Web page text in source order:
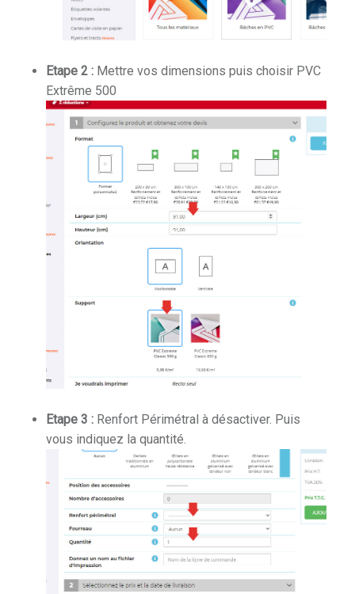
Etape 2 : Mettre vos dimensions puis choisir PVC
Extrême 500
Etape 3 :Renfort Périmétral à désactiver. Puis
vous indiquez la quantité.